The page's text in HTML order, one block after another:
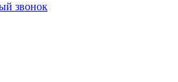
звонок